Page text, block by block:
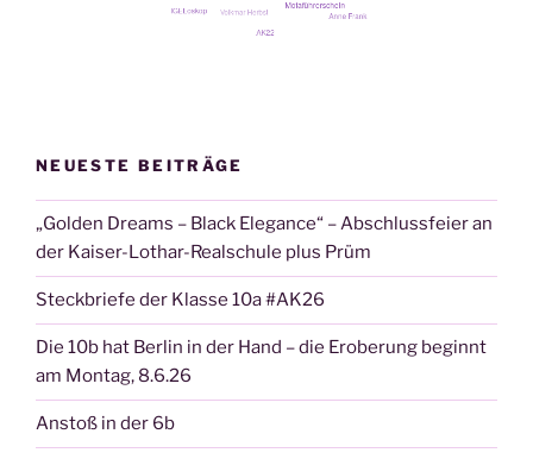
NEUESTE BEITRÄGE
„Golden Dreams – Black Elegance“ – Abschlussfeier an
der Kaiser-Lothar-Realschule plus Prüm
Steckbriefe der Klasse 10a #AK26
Die 10b hat Berlin in der Hand – die Eroberung beginnt
am Montag, 8.6.26
Anstoß in der 6b